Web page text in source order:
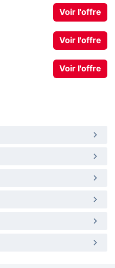
Voir l'offre
Voir l'offre
Voir l'offre